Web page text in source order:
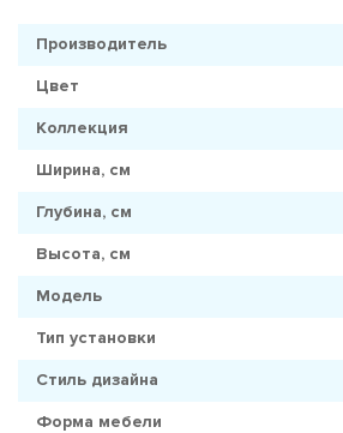
Производитель
Цвет
Коллекция
Ширина, см
Глубина, см
Высота, см
Модель
Тип установки
Стиль дизайна
Форма мебели